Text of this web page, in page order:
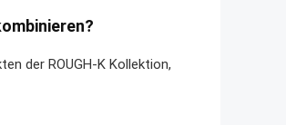
der ROUGH-K Kollektion,